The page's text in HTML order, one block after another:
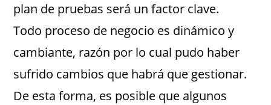
plan de pruebas será un factor clave.
Todo proceso de negocio es dinámico y
cambiante, razón por lo cual pudo haber
sufrido cambios que habrá que gestionar.
De esta forma, es posible que algunos